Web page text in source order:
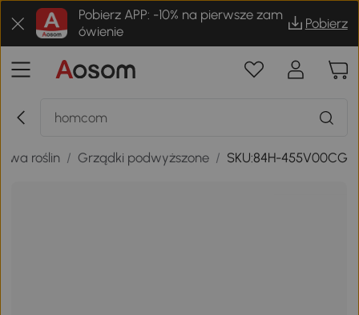
Pobierz APP: -10% na pierwsze zam
ówienie
Pobierz
roślin / Grządki podwyższone / SKU:84H-455V00CG